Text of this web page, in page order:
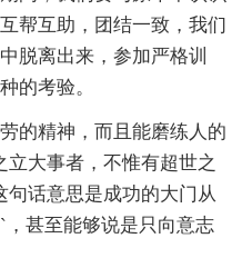
帮互助，团结一致，我们
脱离出来，参加严格训
的考验。
精神，而且能磨练人的
立大事者，不惟有超世之
句话意思是成功的大门从
甚至能够说是只向意志